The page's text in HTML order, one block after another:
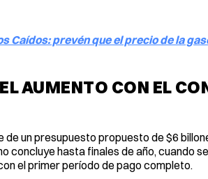
Caídos: prevén que el precio de la
AUMENTO CON EL
de un presupuesto propuesto de $6
concluye hasta finales de año, cuando
el primer período de pago completo.